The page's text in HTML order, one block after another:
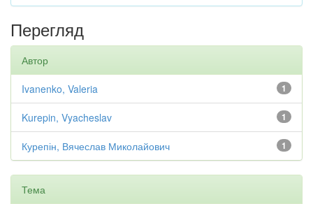
Перегляд
Автор
1
Ivanenko, Valeria
1
Kurepin, Vyacheslav
1
Курепін, Вячеслав Миколайович
Тема